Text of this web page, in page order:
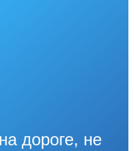
дороге, не